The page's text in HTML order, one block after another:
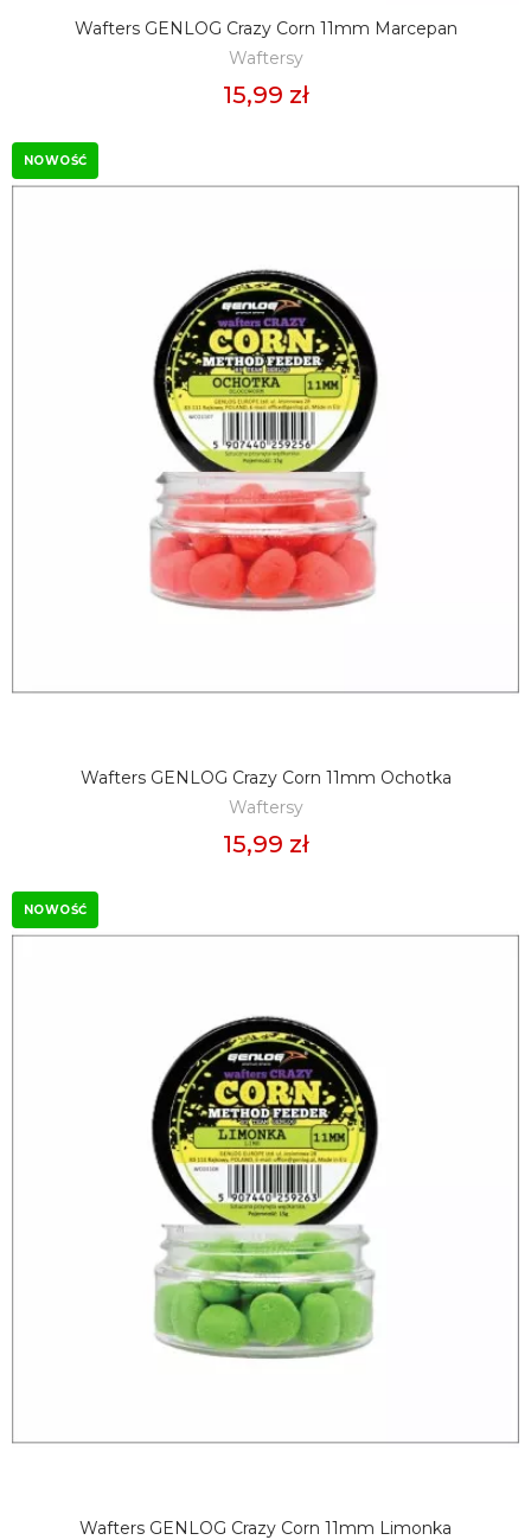
DODAJ DO KOSZYKA
Wafters GENLOG Crazy Corn 11mm Marcepan
Waftersy
15,99 zł
NOWOŚĆ
DODAJ DO KOSZYKA
Wafters GENLOG Crazy Corn 11mm Ochotka
Waftersy
15,99 zł
NOWOŚĆ
DODAJ DO KOSZYKA
Wafters GENLOG Crazy Corn 11mm Limonka